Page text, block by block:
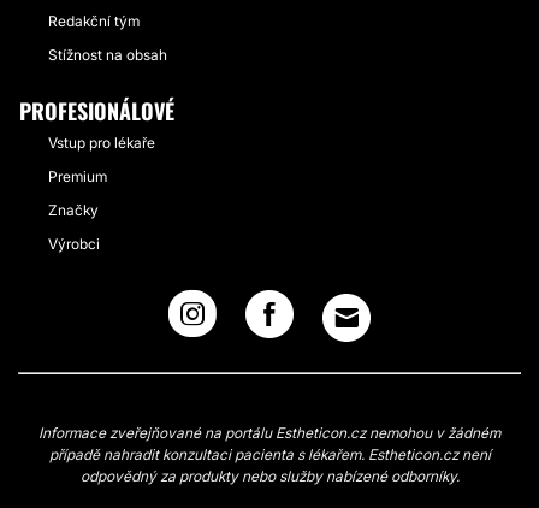
Redakční tým
Stížnost na obsah
PROFESIONÁLOVÉ
Vstup pro lékaře
Premium
Značky
Výrobci
Informace zveřejňované na portálu Estheticon.cz nemohou v žádném
případě nahradit konzultaci pacienta s lékařem. Estheticon.cz není
odpovědný za produkty nebo služby nabízené odborníky.